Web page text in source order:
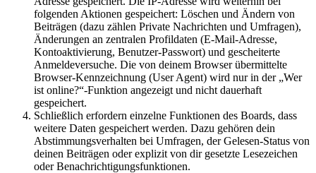
folgenden Aktionen gespeichert: Löschen und Ändern von
Beiträgen (dazu zählen Private Nachrichten und Umfragen),
Änderungen an zentralen Profildaten (E-Mail-Adresse,
Kontoaktivierung, Benutzer-Passwort) und gescheiterte
Anmeldeversuche. Die von deinem Browser übermittelte
Browser-Kennzeichnung (User Agent) wird nur in der „Wer
ist online?“-Funktion angezeigt und nicht dauerhaft
gespeichert.
Schließlich erfordern einzelne Funktionen des Boards, dass
weitere Daten gespeichert werden. Dazu gehören dein
Abstimmungsverhalten bei Umfragen, der Gelesen-Status von
deinen Beiträgen oder explizit von dir gesetzte Lesezeichen
oder Benachrichtigungsfunktionen.